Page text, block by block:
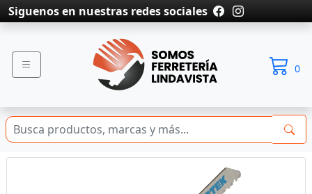
Siguenos en nuestras redes sociales
0